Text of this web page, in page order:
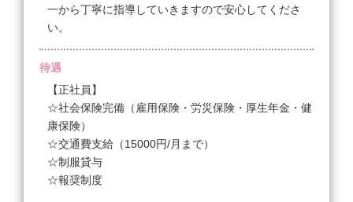
■スタッフBさん（経験2年）
年収306万円
基本給24.5万円+インセンティブ1万円＝月給25.5万円
■スタッフAさん（経験半年未満）
年収282万円
基本給23.5万円+インセンティブ0円＝月給23.5万円
※※※マッチング制度※※※
高単価サロンで働いてみたいけど自分に合うかどうか
一から丁寧に指導していきますので安心してくださ
い。
待遇
【正社員】
☆社会保険完備（雇用保険・労災保険・厚生年金・健
康保険）
☆交通費支給（15000円/月まで）
☆制服貸与
☆報奨制度